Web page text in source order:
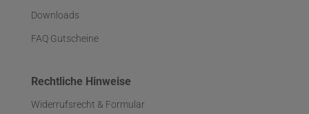
Downloads
FAQ Gutscheine
Rechtliche Hinweise
Widerrufsrecht & Formular